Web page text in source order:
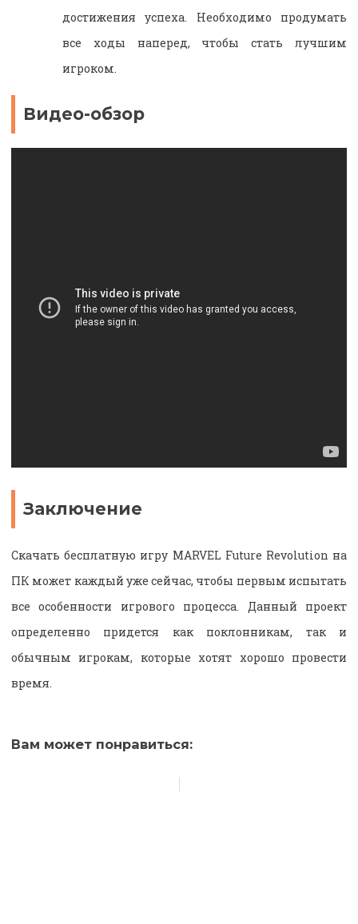
достижения успеха. Необходимо продумать
все ходы наперед, чтобы стать лучшим
игроком.
Видео-обзор
Заключение
Скачать бесплатную игру MARVEL Future Revolution на
ПК может каждый уже сейчас, чтобы первым испытать
все особенности игрового процесса. Данный проект
определенно придется как поклонникам, так и
обычным игрокам, которые хотят хорошо провести
время.
Вам может понравиться: